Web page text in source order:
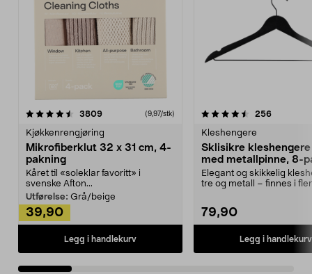
3809anmeldelser(9,97/stk)
Kjøkkenrengjøring
Mikrofiberklut 32 x 31 cm, 4-
pakning
Kåret til «soleklar favoritt» i
svenske Afton...
Utførelse: Grå/beige
39,90
Legg i handlekurv
4.5av 5 stjerner 256
Kleshengere
Sklisikre
med metallpinne, 8-
Elegant og skikkelig
tre og metall – finnes i
79,90
Legg i handlekurv
4.5av 5 stjerner